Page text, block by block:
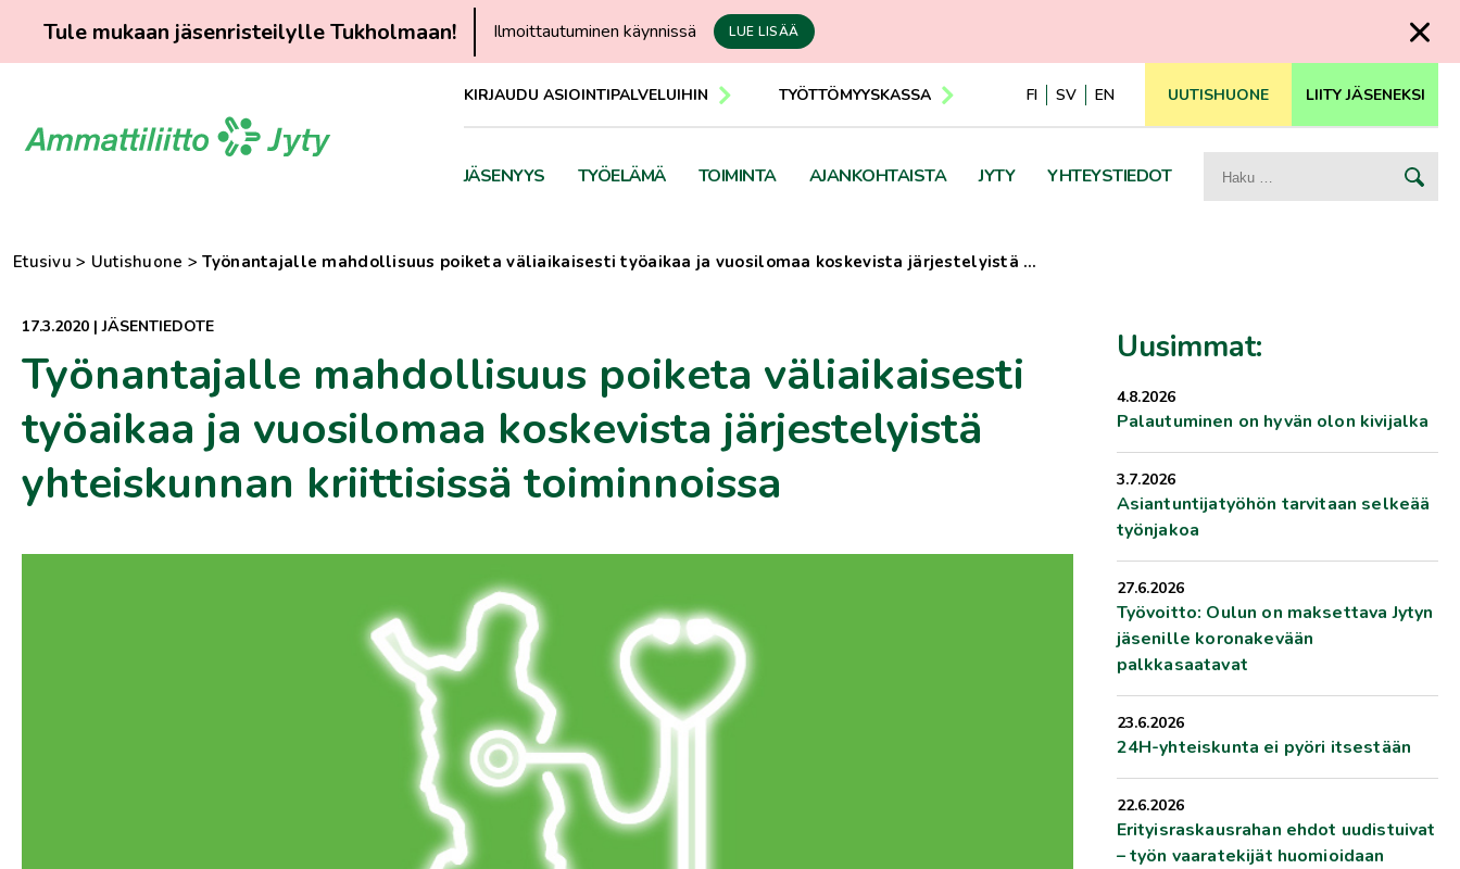
Tule mukaan jäsenristeilylle Tukholmaan! Ilmoittautuminen käynnissä LUE LISÄÄ
sisältöön
KIRJAUDU ASIOINTIPALVELUIHIN TYÖTTÖMYYSKASSA FI SV EN UUTISHUONE LIITY JÄSENEKSI
JÄSENYYS TYÖELÄMÄ TOIMINTA AJANKOHTAISTA JYTY YHTEYSTIEDOT Haku:
Etusivu > Uutishuone >Työnantajalle mahdollisuus poiketa väliaikaisesti työaikaa ja vuosilomaa koskevista järjestelyistä …
17.3.2020 |JÄSENTIEDOTE
Työnantajalle mahdollisuus poiketa väliaikaisesti
työaikaa ja vuosilomaa koskevista järjestelyistä
yhteiskunnan kriittisissä toiminnoissa
Uusimmat:
4.8.2026
Palautuminen on hyvän olon kivijalka
3.7.2026
Asiantuntijatyöhön tarvitaan selkeää
työnjakoa
27.6.2026
Työvoitto: Oulun on maksettava Jytyn
jäsenille koronakevään
palkkasaatavat
23.6.2026
24H-yhteiskunta ei pyöri itsestään
22.6.2026
Erityisraskausrahan ehdot uudistuivat
– työn vaaratekijät huomioidaan